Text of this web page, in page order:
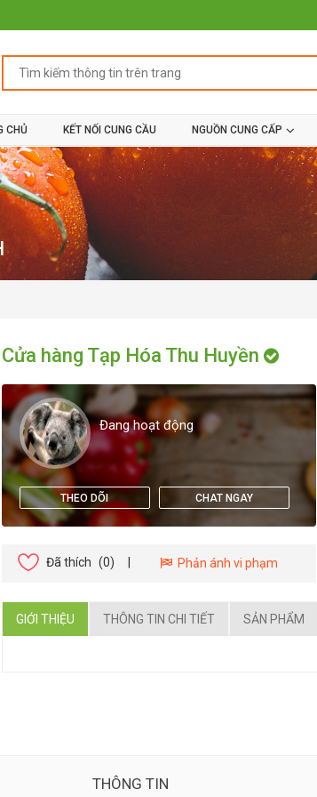
CHỦ KẾT NỐI CUNG CẦU NGUỒN CUNG CẤP
Cửa hàng Tạp Hóa Thu Huyền
Đang hoạt động
THEO DÕI CHAT NGAY
Đã thích (0) Phản ánh vi phạm
GIỚI THIỆU THÔNG TIN CHI TIẾT SẢN PHẨM
THÔNG TIN